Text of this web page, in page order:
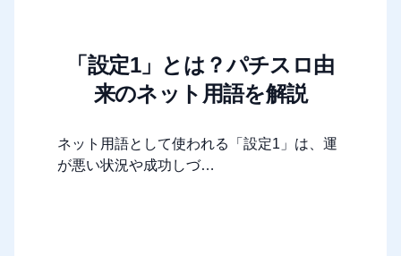
「設定1」とは？パチスロ由
来のネット用語を解説
ネット用語として使われる「設定1」は、運
が悪い状況や成功しづ…